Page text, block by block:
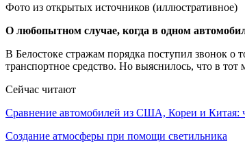
Фото из открытых источников (иллюстративное)
О любопытном случае, когда в одном
В Белостоке стражам порядка поступил звонок о
транспортное средство. Но выяснилось, что в
Сейчас читают
Сравнение автомобилей из США, Кореи и Китая:
Создание атмосферы при помощи светильника